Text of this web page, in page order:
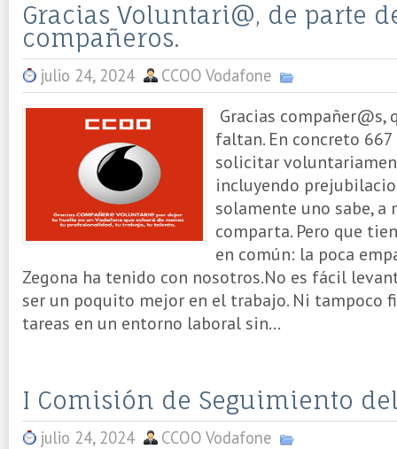
Gracias Voluntari@, de parte
compañeros.
julio 24, 2024 CCOO Vodafone
Gracias compañer@s,
faltan. En concreto 667
solicitar
incluyendo
solamente uno sabe, a
comparta. Pero que
en común: la poca
Zegona ha tenido con nosotros.No es fácil
ser un poquito mejor en el trabajo. Ni tampoco
tareas en un entorno laboral sin...
I Comisión de Seguimiento del
julio 24, 2024 CCOO Vodafone